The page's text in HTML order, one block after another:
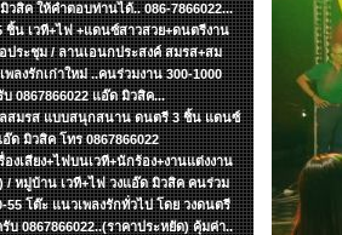
วสิค ให้คำตอบท่านได้.. 086-7866022...
น เวที+ไฟ +แดนซ์สาวสวย+ดนตรีงาน
ประชุม / ลานเอนกประสงค์ สมรส+สม
พลงรักเก่าใหม่ ..คนร่วมงาน 300-1000
0867866022 แอ๊ด มิวสิค...
ลสมรส แบบสนุกสนาน ดนตรี 3 ชิ้น แดนซ์
ด มิวสิค โทร 0867866022
งเสียง+ไฟบนเวที+นักร้อง+งานแต่งงาน
หมู่บ้าน เวที+ไฟ วงแอ๊ด มิวสิค คนร่วม
55 โต๊ะ แนวเพลงรักทั่วไป โดย วงดนตรี
บ 0867866022..(ราคาประหยัด) คุ้มค่า..